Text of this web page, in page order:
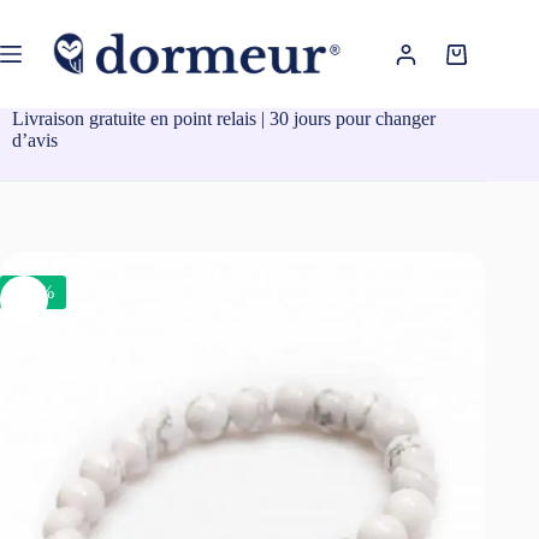
contenu
Panier
Livraison gratuite en point relais | 30 jours pour changer
d’avis
-24%